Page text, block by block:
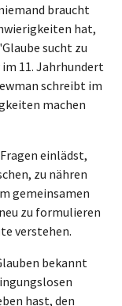
braucht
hat,
sucht zu
11. Jahrhundert
schreibt im
machen
einlädst,
zu nähren
gemeinsamen
zu formulieren
verstehen.
bekannt
hast, den